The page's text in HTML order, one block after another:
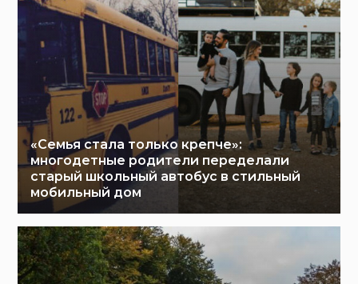
«Семья стала только крепче»:
многодетные родители переделали
старый школьный автобус в стильный
мобильный дом